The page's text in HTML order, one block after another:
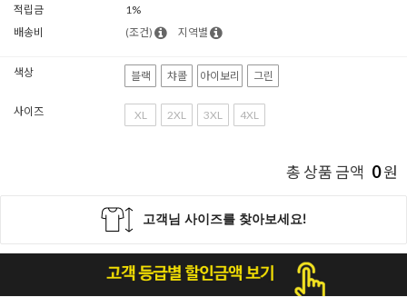
적립금
1%
배송비
(조건) 지역별
색상 블랙 챠콜 아이보리 그린
사이즈 XL 2XL 3XL 4XL
총 상품 금액 0원